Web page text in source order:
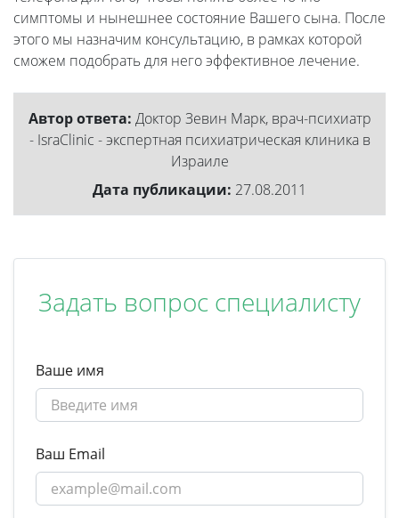
симптомы и нынешнее состояние Вашего сына. После
этого мы назначим консультацию, в рамках которой
сможем подобрать для него эффективное лечение.
Автор ответа: Доктор Зевин Марк, врач-психиатр
- IsraClinic - экспертная психиатрическая клиника в
Израиле
Дата публикации: 27.08.2011
Задать вопрос специалисту
Ваше имя
Ваш Email